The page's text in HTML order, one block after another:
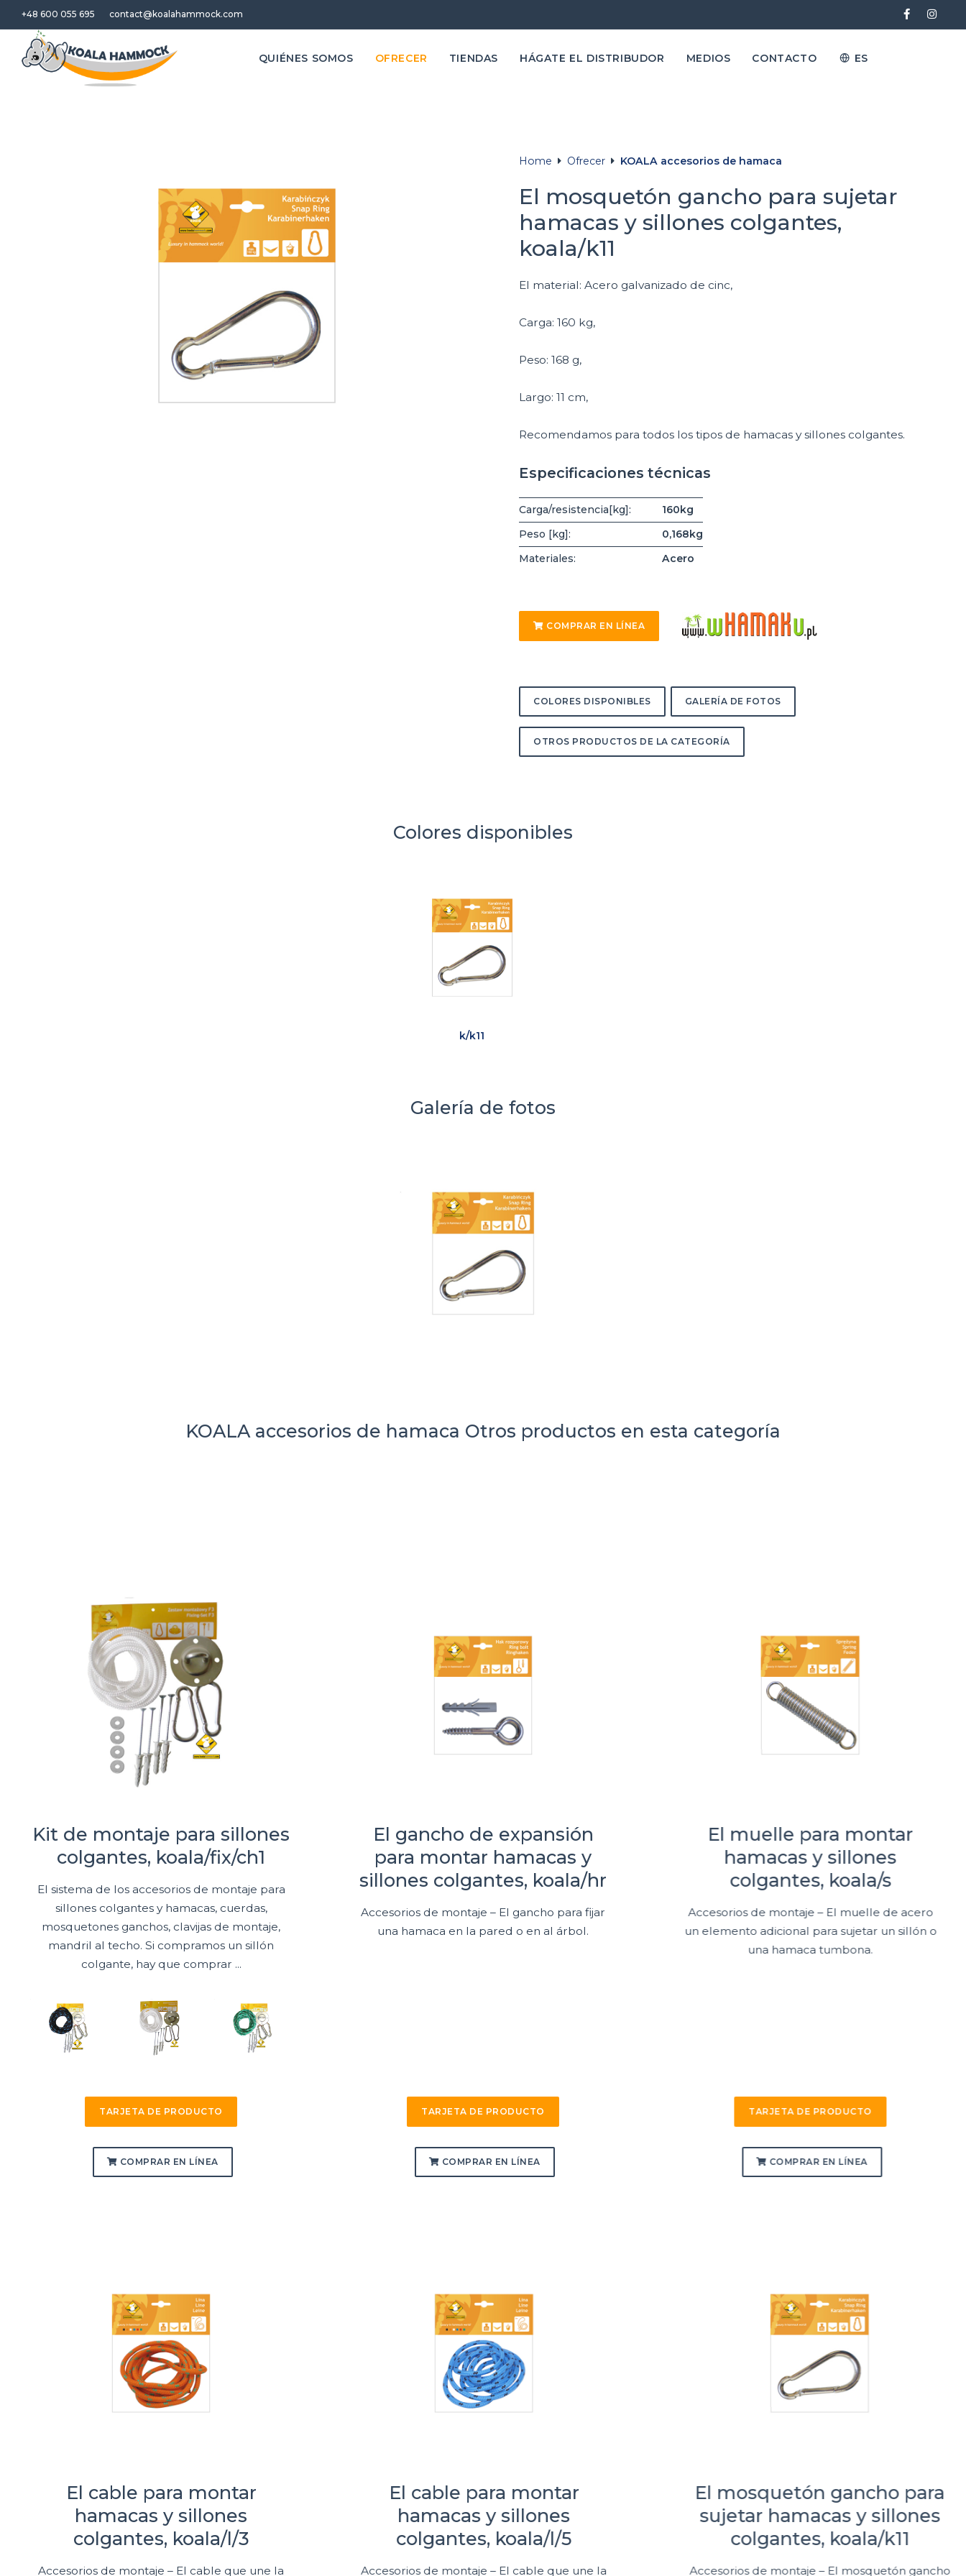
+48 600 055 695 contact@koalahammock.com
QUIÉNES SOMOS OFRECER TIENDAS HÁGATE EL DISTRIBUDOR MEDIOS CONTACTO ES
Home Ofrecer KOALA accesorios de hamaca
El mosquetón gancho para sujetar
hamacas y sillones colgantes,
koala/k11
El material: Acero galvanizado de cinc,
Carga: 160 kg,
Peso: 168 g,
Largo: 11 cm,
Recomendamos para todos los tipos de hamacas y sillones colgantes.
Especificaciones técnicas
Carga/resistencia[kg]:
160kg
Peso [kg]:
0,168kg
Materiales:
Acero
COMPRAR EN LÍNEA
COLORES DISPONIBLES GALERÍA DE FOTOS
OTROS PRODUCTOS DE LA CATEGORÍA
Colores disponibles
k/k11
Galería de fotos
KOALA accesorios de hamaca Otros productos en esta categoría
Kit de montaje para sillones
colgantes, koala/fix/ch1
El sistema de los accesorios de montaje para
sillones colgantes y hamacas, cuerdas,
mosquetones ganchos, clavijas de montaje,
mandril al techo. Si compramos un sillón
colgante, hay que comprar ...
TARJETA DE PRODUCTO
COMPRAR EN LÍNEA
El gancho de expansión
para montar hamacas y
sillones colgantes, koala/hr
Accesorios de montaje – El gancho para fijar
una hamaca en la pared o en al árbol.
TARJETA DE PRODUCTO
COMPRAR EN LÍNEA
El muelle para montar
hamacas y sillones
colgantes, koala/s
Accesorios de montaje – El muelle de acero
un elemento adicional para sujetar un sillón o
una hamaca tumbona.
TARJETA DE PRODUCTO
COMPRAR EN LÍNEA
El cable para montar
hamacas y sillones
colgantes, koala/l/3
Accesorios de montaje – El cable que une la
El cable para montar
hamacas y sillones
colgantes, koala/l/5
Accesorios de montaje – El cable que une la
El mosquetón gancho para
sujetar hamacas y sillones
colgantes, koala/k11
Accesorios de montaje – El mosquetón gancho